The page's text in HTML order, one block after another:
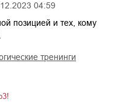
04:59
позицией и тех, кому
тренинги